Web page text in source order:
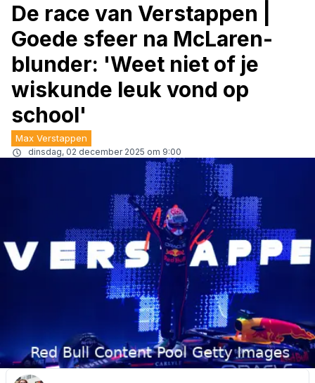
De race van Verstappen |
Goede sfeer na McLaren-
blunder: 'Weet niet of je
wiskunde leuk vond op
school'
Max Verstappen
dinsdag, 02 december 2025 om 9:00